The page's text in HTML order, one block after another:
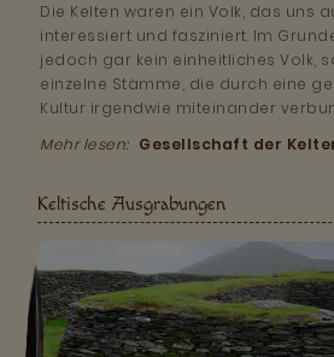
Die Kelten waren ein Volk, das uns
interessiert und fasziniert. Im
jedoch gar kein einheitliches Volk,
einzelne Stämme, die durch eine
Kultur irgendwie miteinander
Mehr lesen: Gesellschaft der
Keltische Ausgrabungen